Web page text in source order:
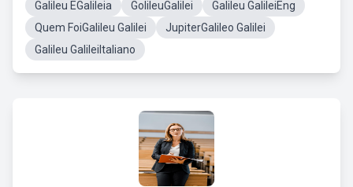
Galileu EGalileia
GolileuGalilei
Galileu GalileiEng
Quem FoiGalileu Galilei
JupiterGalileo Galilei
Galileu GalileiItaliano